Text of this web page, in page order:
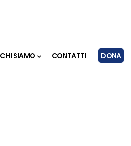
CHI SIAMO CONTATTI DONA